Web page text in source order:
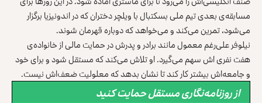
مسابقه‌ی بعدی تیم ملی بسکتبال با ویلچر دختران که در اندونیزیا برگزار
می‌شود، تمرین می‌کند و می‌خواهد که دوباره قهرمان شوند.
نیلوفر علی‌رغم معمول مانند برادر و پدرش در حمایت مالی از خانواده‌ی
هفت نفری اش سهم می‌گیرد. او تلاش می‌کند که مستقل شود و برای خود
و جامعه‌اش بیشتر کار کند تا نشان بدهد که معلولیت ضعف‌اش نیست.
از روزنامه‌نگاری مستقل حمایت کنید